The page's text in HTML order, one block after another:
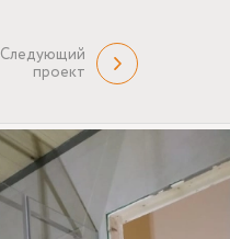
Следующий
проект